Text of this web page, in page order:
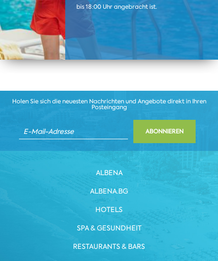
bis 18:00 Uhr angebracht ist.
Holen Sie sich die neuesten Nachrichten und Angebote direkt in Ihren
Posteingang
ABONNIEREN
ALBENA
ALBENA.BG
HOTELS
SPA & GESUNDHEIT
RESTAURANTS & BARS